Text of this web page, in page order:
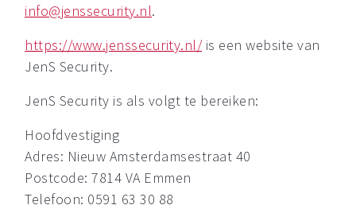
info@jenssecurity.nl.
https://www.jenssecurity.nl/is een website van
JenS Security.
JenS Security is als volgt te bereiken:
Hoofdvestiging
Adres: Nieuw Amsterdamsestraat 40
Postcode: 7814 VA Emmen
Telefoon: 0591 63 30 88